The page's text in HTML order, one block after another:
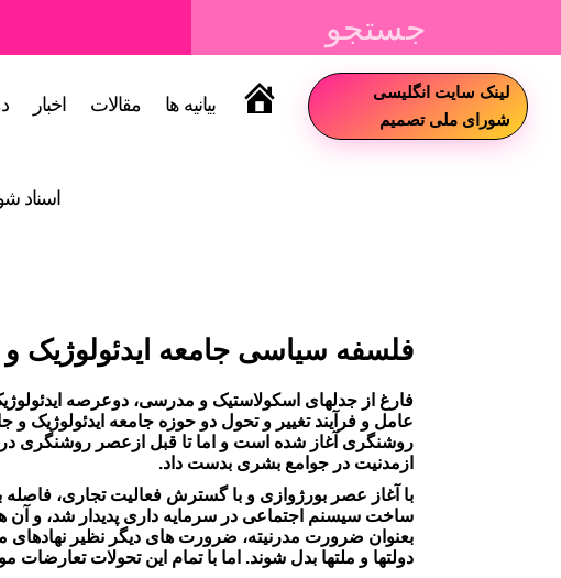
سایت بیانیه ها مقالات اخبار
اسناد
لینک سایت انگلیسی
شورای ملی تصمیم
فلسفه سیاسی جامعه
فارغ از جدلهای اسکولاستیک و مدرسی، دوعرصه
عامل و فرآیند تغییر و تحول دو حوزه جامعه ایدئولوژیک
روشنگری آغاز شده است و اما تا قبل ازعصر روشنگری در
ازمدنیت در جوامع بشری بدست داد.
با آغاز عصر بورژوازی و با گسترش فعالیت تجاری، فاصله
ساخت سیسنم اجتماعی در سرمایه داری پدیدار شد، و آن
بعنوان ضرورت مدرنیته، ضرورت های دیگر نظیر نهادهای
دولتها و ملتها بدل شوند. اما با تمام این تحولات